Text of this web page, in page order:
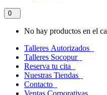
0
No hay productos en el
Talleres Autorizados
Talleres Socopur
Reserva tu cita
Nuestras Tiendas
Contacto
Ventas Corporativas